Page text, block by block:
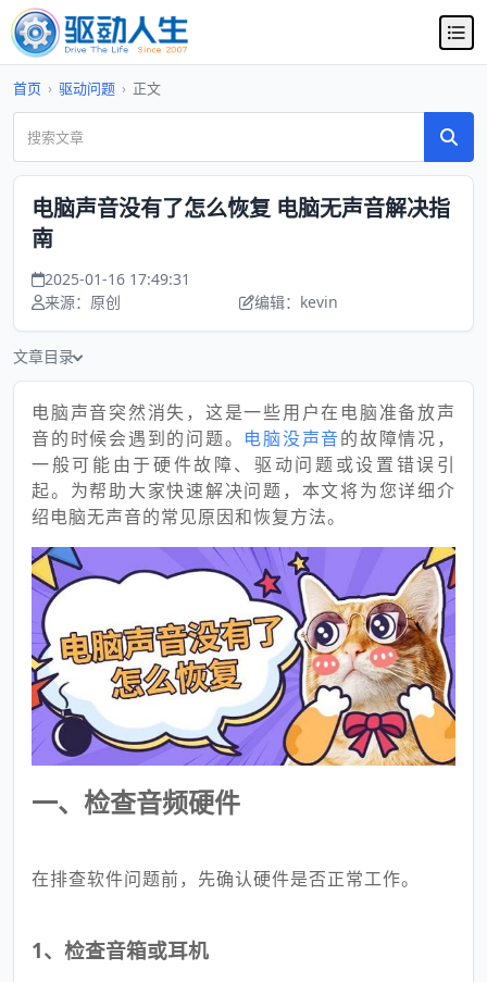
首页 › 驱动问题 › 正文
电脑声音没有了怎么恢复 电脑无声音解决指
南
2025-01-16 17:49:31
来源：原创
编辑：kevin
文章目录
电脑声音突然消失，这是一些用户在电脑准备放声
音的时候会遇到的问题。 电脑没声音的故障情况，
一般可能由于硬件故障、驱动问题或设置错误引
起。为帮助大家快速解决问题，本文将为您详细介
绍电脑无声音的常见原因和恢复方法。
一、检查音频硬件
在排查软件问题前，先确认硬件是否正常工作。
1、检查音箱或耳机